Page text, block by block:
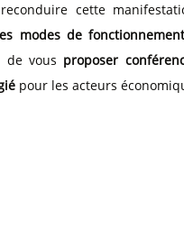
cette
modes de
de vous proposer
pour les acteurs